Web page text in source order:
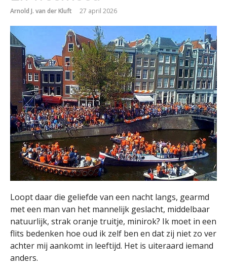
Arnold J. van der Kluft 27 april 2026
Loopt daar die geliefde van een nacht langs, gearmd
met een man van het mannelijk geslacht, middelbaar
natuurlijk, strak oranje truitje, minirok? Ik moet in een
flits bedenken hoe oud ik zelf ben en dat zij niet zo ver
achter mij aankomt in leeftijd. Het is uiteraard iemand
anders.